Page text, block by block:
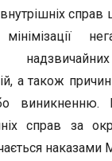
справ
а також
виникненню.
справ за
наказами